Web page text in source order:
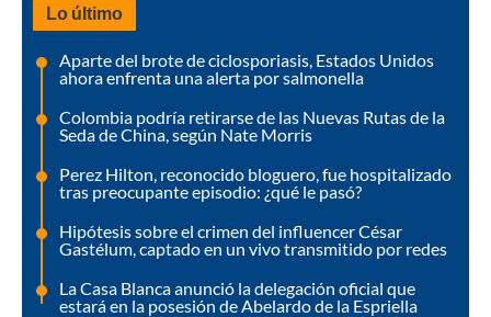
Lo último
Aparte del brote de ciclosporiasis, Estados Unidos
ahora enfrenta una alerta por salmonella
Colombia podría retirarse de las Nuevas Rutas de la
Seda de China, según Nate Morris
Perez Hilton, reconocido bloguero, fue hospitalizado
tras preocupante episodio: ¿qué le pasó?
Hipótesis sobre el crimen del influencer César
Gastélum, captado en un vivo transmitido por redes
La Casa Blanca anunció la delegación oficial que
estará en la posesión de Abelardo de la Espriella